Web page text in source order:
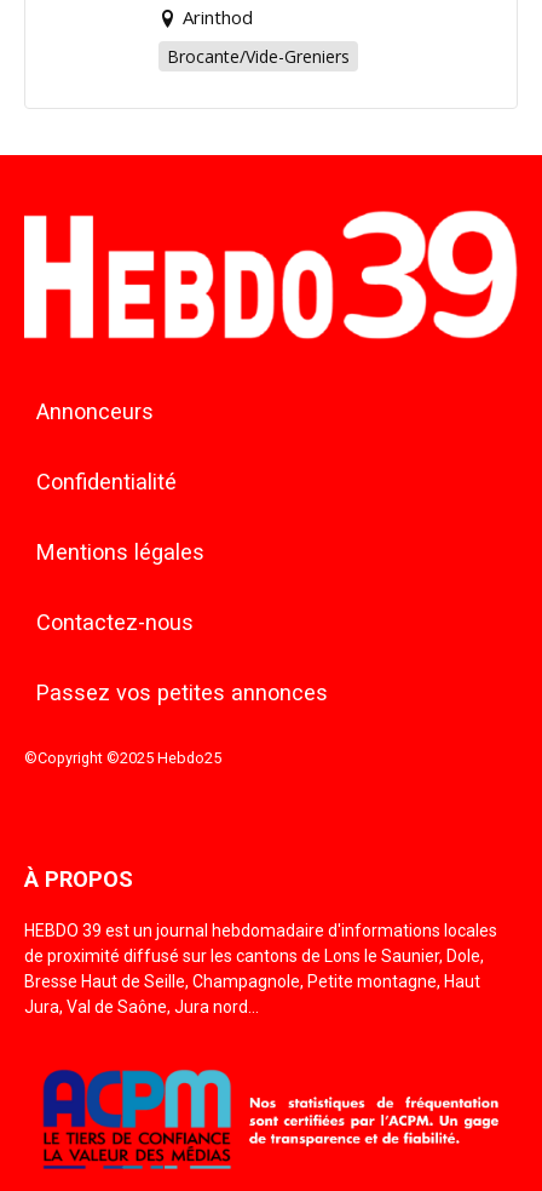
Arinthod
Brocante/Vide-Greniers